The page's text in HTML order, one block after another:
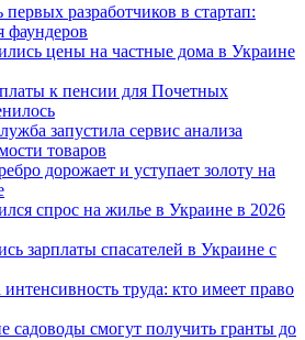
первых разработчиков в стартап:
фаундеров
цены на частные дома в Украине
к пенсии для Почетных
запустила сервис анализа
товаров
дорожает и уступает золоту на
спрос на жилье в Украине в 2026
зарплаты спасателей в Украине с
интенсивность труда: кто имеет право
садоводы смогут получить гранты до